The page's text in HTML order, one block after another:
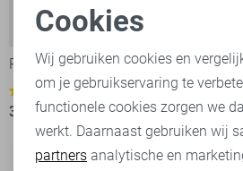
PME legend T-shirt
35,00 49,99 35,00
Noodzakelijke cookies
Personalisatie cookies
Analytische cookies
Cookies
Wij gebruiken cookies en
om je gebruikservaring te
functionele cookies zorgen we
werkt. Daarnaast gebruiken wij
partners analytische en